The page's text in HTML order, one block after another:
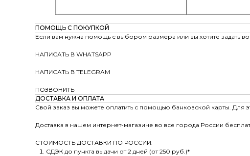
ПОМОЩЬ С ПОКУПКОЙ
Если вам нужна помощь с выбором размера или вы хотите задать
НАПИСАТЬ В WHATSAPP
НАПИСАТЬ В TELEGRAM
ПОЗВОНИТЬ
ДОСТАВКА И ОПЛАТА
Свой заказ вы можете оплатить с помощью банковской карты.
Доставка в нашем интернет-магазине во все города России
СТОИМОСТЬ ДОСТАВКИ ПО РОССИИ:
СДЭК до пункта выдачи от 2 дней (от 250 руб.)*